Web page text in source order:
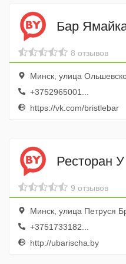
Бар
8 отзывов
Минск, улица
+3752965001...
https://vk.com/bristlebar
Ресторан
9 отзывов
Минск, улица Петруся
+3751733182...
http://ubarischa.by